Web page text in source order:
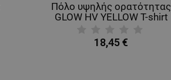
Πόλο υψηλής ορατότητας
GLOW HV YELLOW T-shirt
18,45 €